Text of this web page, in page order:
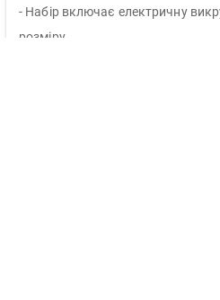
- Набір включає електричну
розміру